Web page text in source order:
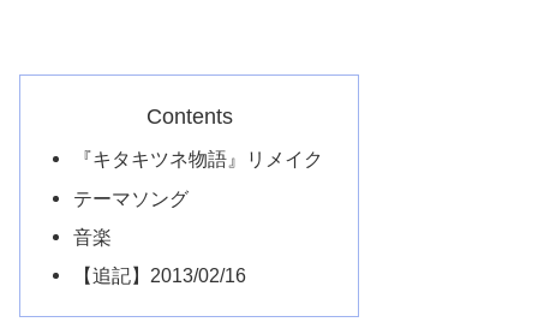
Contents
『キタキツネ物語』リメイク
テーマソング
音楽
【追記】2013/02/16